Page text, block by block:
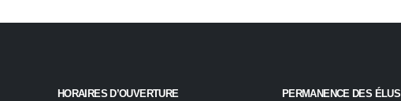
HORAIRES D’OUVERTURE PERMANENCE DES ÉLUS